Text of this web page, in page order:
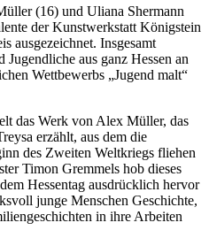
(16) und Uliana Shermann
der Kunstwerkstatt Königstein
ausgezeichnet. Insgesamt
aus ganz Hessen an
Wettbewerbs „Jugend malt“
das Werk von Alex Müller, das
erzählt, aus dem die
des Zweiten Weltkriegs fliehen
Timon Gremmels hob dieses
Hessentag ausdrücklich hervor
junge Menschen Geschichte,
in ihre Arbeiten